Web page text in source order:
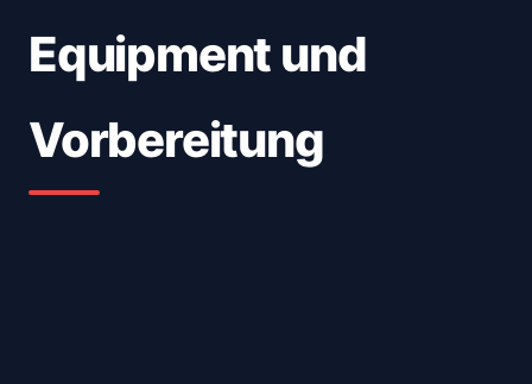
Equipment und
Vorbereitung